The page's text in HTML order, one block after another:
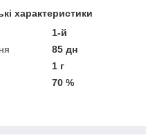
характеристики
1-й
85 дн
1 г
70 %